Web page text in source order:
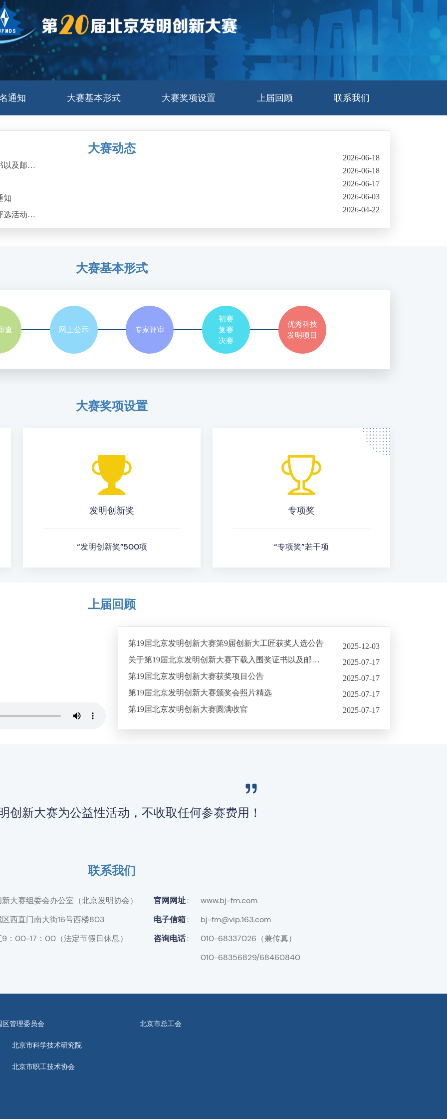
通知 大赛基本形式 大赛奖项设置 上届回顾 联系我们
大赛动态
关于第20届北京发明创新大赛下载入围奖证书以及邮寄创新奖和专项奖证书的说明
知
第20届北京发明创新大赛第10届创新大工匠评选活动报名通知
2026-06-18
2026-06-18
2026-06-17
2026-06-03
2026-04-22
大赛基本形式
查 网上公示 专家评审
初赛
复赛
决赛
优秀科技
发明项目
大赛奖项设置
发明创新奖
“发明创新奖”500项
专项奖
“专项奖”若干项
上届回顾
第19届北京发明创新大赛第9届创新大工匠获奖人选公告
关于第19届北京发明创新大赛下载入围奖证书以及邮寄创新奖和专项奖证书的说明
第19届北京发明创新大赛获奖项目公告
第19届北京发明创新大赛颁奖会照片精选
第19届北京发明创新大赛圆满收官
2025-12-03
2025-07-17
2025-07-17
2025-07-17
2025-07-17
创新大赛为公益性活动，不收取任何参赛费用！
联系我们
大赛组委会办公室（北京发明协会） 官网网址
www.bj-fm.com
西直门南大街16号西楼803
电子信箱
bj-fm@vip.163.com
：00-17：00（法定节假日休息）
咨询电话
010-68337026（兼传真）
010-68356829/68460840
管理委员会 北京市总工会
北京市科学技术研究院
北京市职工技术协会